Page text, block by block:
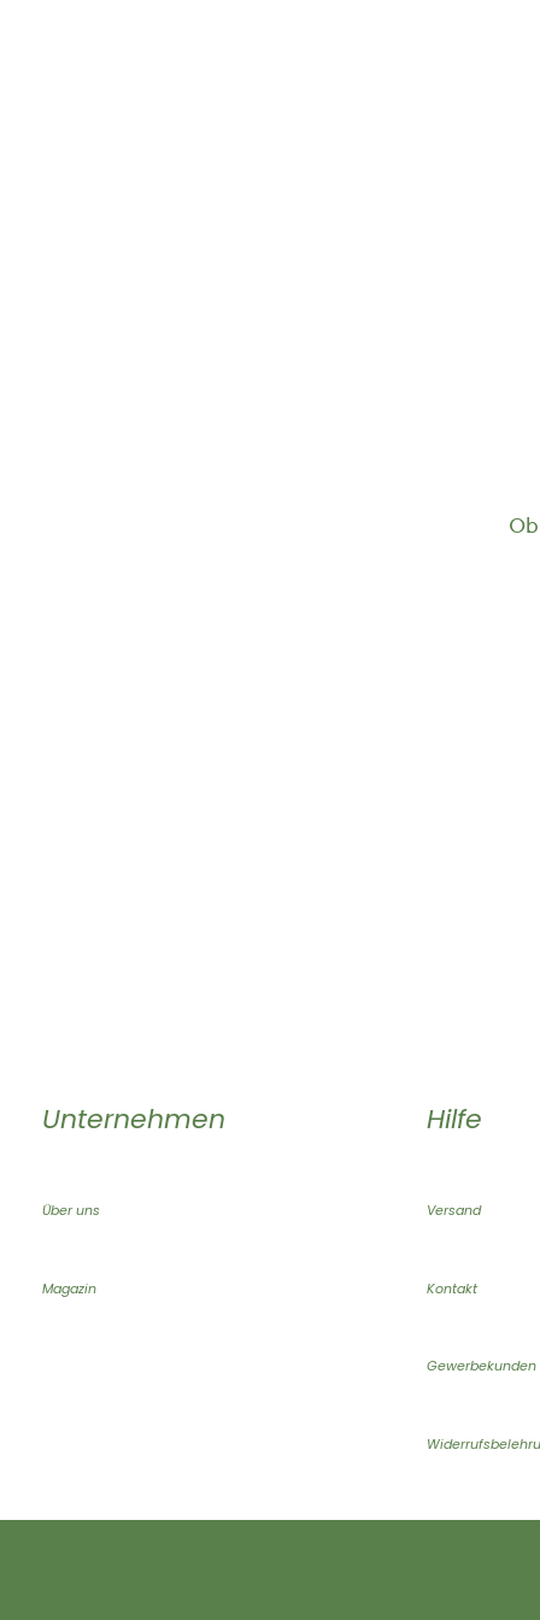
Unternehmen
Über uns
Magazin
Hilfe
Versand
Kontakt
Gewerbekunden